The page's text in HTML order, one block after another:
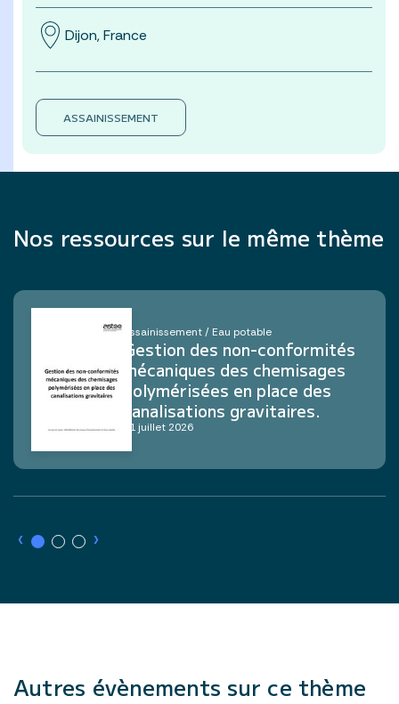
Dijon, France
ASSAINISSEMENT
Nos ressources sur le même thème
Assainissement / Eau potable
Gestion des non-conformités
mécaniques des chemisages
polymérisées en place des
canalisations gravitaires.
21 juillet 2026
› ›
Autres évènements sur ce thème